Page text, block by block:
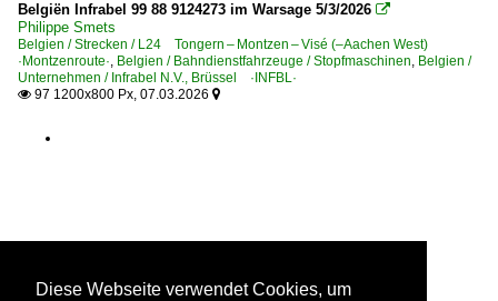
Belgiën Infrabel 99 88 9124273 im Warsage 5/3/2026 
Philippe Smets
Belgien / Strecken / L24 Tongern – Montzen – Visé (–Aachen West)
·Montzenroute·, Belgien / Bahndienstfahrzeuge / Stopfmaschinen, Belgien /
Unternehmen / Infrabel N.V., Brüssel ·INFBL·
 97 1200x800 Px, 07.03.2026 
Diese Webseite verwendet Cookies, um